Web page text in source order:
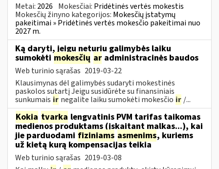
Metai: 2026 Mokesčiai: Pridėtinės vertės mokestis
Mokesčių žinyno kategorijos: Mokesčių įstatymų
pakeitimai » Pridėtinės vertės mokesčio pakeitimai nuo
2027 m.
Ką daryti, jeigu neturiu galimybės laiku
sumokėti mokesčių ar administracinės baudos
Web turinio sąrašas 2019-03-22
Klausimynas dėl galimybės sudaryti mokestinės
paskolos sutartį Jeigu susidūrėte su finansiniais
sunkumais ir negalite laiku sumokėti mokesčio ir /...
Kokia tvarka lengvatinis PVM tarifas taikomas
medienos produktams (įskaitant malkas...), kai
jie parduodami fiziniams asmenims, kuriems
už kietą kurą kompensacijas teikia
Web turinio sąrašas 2019-03-08